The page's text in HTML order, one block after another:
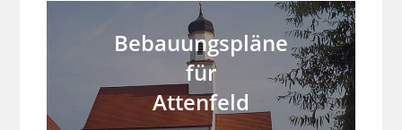
Bebauungspläne
für
Attenfeld